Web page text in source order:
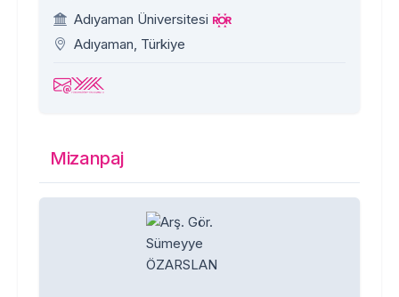
Adıyaman Üniversitesi
Adıyaman, Türkiye
Mizanpaj